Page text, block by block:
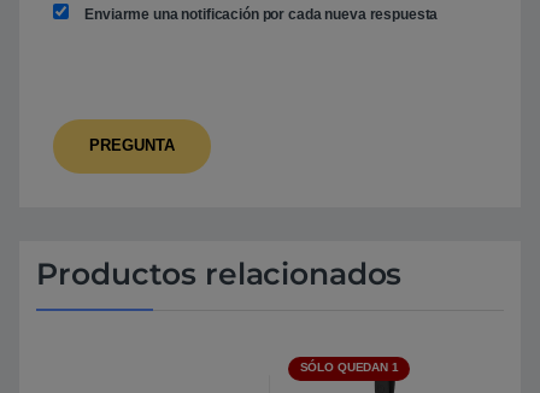
Enviarme una notificación por cada nueva respuesta
Productos relacionados
SÓLO QUEDAN 1